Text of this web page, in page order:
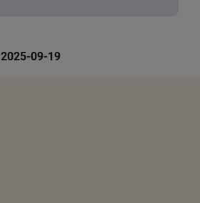
2025-09-19